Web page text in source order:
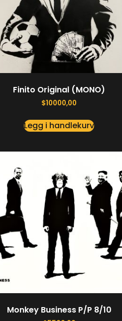
Finito Original (MONO)
$10000,00
Legg i handlekurv
Monkey Business P/P 8/10